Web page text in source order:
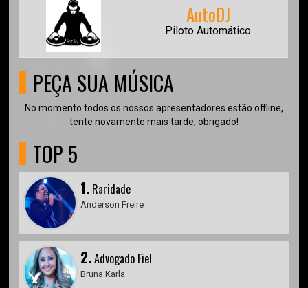
AutoDJ
Piloto Automático
PEÇA SUA MÚSICA
No momento todos os nossos apresentadores estão offline,
tente novamente mais tarde, obrigado!
TOP 5
1. Raridade
Anderson Freire
2.Advogado Fiel
Bruna Karla